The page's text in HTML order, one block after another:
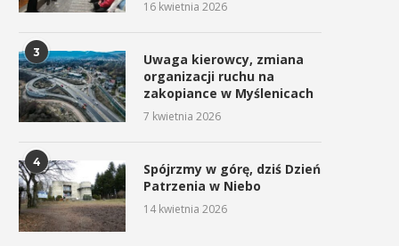
16 kwietnia 2026
3
Uwaga kierowcy, zmiana
organizacji ruchu na
zakopiance w Myślenicach
7 kwietnia 2026
4
Spójrzmy w górę, dziś Dzień
Patrzenia w Niebo
14 kwietnia 2026